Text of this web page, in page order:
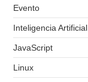
Evento
Inteligencia Artificial
JavaScript
Linux